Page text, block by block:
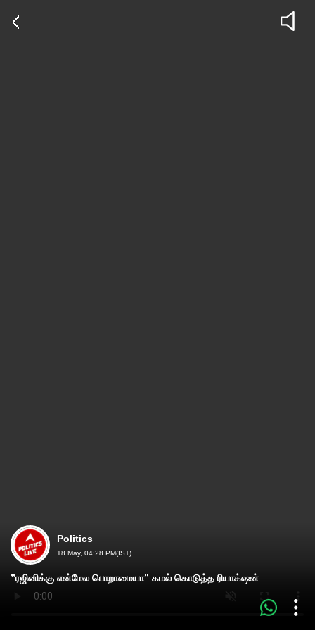
Politics
18 May, 04:28 PM(IST)
”ரஜினிக்கு என்மேல பொறாமையா” கமல் கொடுத்த ரியாக்‌ஷன்